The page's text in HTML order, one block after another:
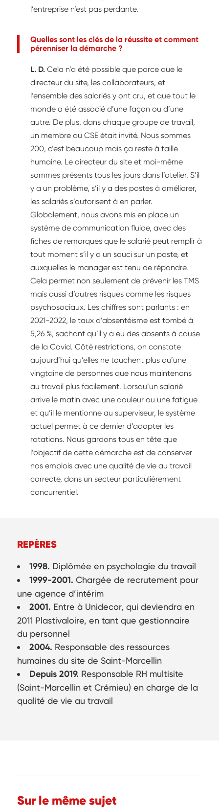
l’entreprise n’est pas perdante.
Quelles sont les clés de la réussite et comment
pérenniser la démarche ?
L. D. Cela n’a été possible que parce que le
directeur du site, les collaborateurs, et
l’ensemble des salariés y ont cru, et que tout le
monde a été associé d’une façon ou d’une
autre. De plus, dans chaque groupe de travail,
un membre du CSE était invité. Nous sommes
200, c’est beaucoup mais ça reste à taille
humaine. Le directeur du site et moi-même
sommes présents tous les jours dans l’atelier. S’il
y a un problème, s’il y a des postes à améliorer,
les salariés s’autorisent à en parler.
Globalement, nous avons mis en place un
système de communication fluide, avec des
fiches de remarques que le salarié peut remplir à
tout moment s’il y a un souci sur un poste, et
auxquelles le manager est tenu de répondre.
Cela permet non seulement de prévenir les TMS
mais aussi d’autres risques comme les risques
psychosociaux. Les chiffres sont parlants : en
2021-2022, le taux d’absentéisme est tombé à
5,26 %, sachant qu’il y a eu des absents à cause
de la Covid. Côté restrictions, on constate
aujourd’hui qu’elles ne touchent plus qu’une
vingtaine de personnes que nous maintenons
au travail plus facilement. Lorsqu’un salarié
arrive le matin avec une douleur ou une fatigue
et qu’il le mentionne au superviseur, le système
actuel permet à ce dernier d’adapter les
rotations. Nous gardons tous en tête que
l’objectif de cette démarche est de conserver
nos emplois avec une qualité de vie au travail
correcte, dans un secteur particulièrement
concurrentiel.
REPÈRES
1998. Diplômée en psychologie du travail
1999-2001. Chargée de recrutement pour
une agence d’intérim
2001. Entre à Unidecor, qui deviendra en
2011 Plastivaloire, en tant que gestionnaire
du personnel
2004. Responsable des ressources
humaines du site de Saint-Marcellin
Depuis 2019. Responsable RH multisite
(Saint-Marcellin et Crémieu) en charge de la
qualité de vie au travail
Sur le même sujet